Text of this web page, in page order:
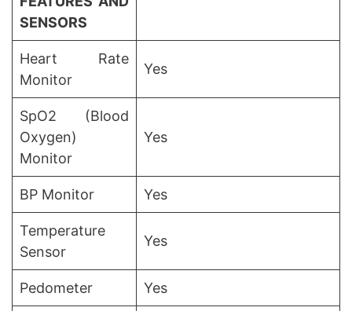
SENSORS
Heart Rate
Monitor
Yes
SpO2 (Blood
Oxygen)
Monitor
Yes
BP Monitor Yes
Temperature
Sensor
Yes
Pedometer Yes